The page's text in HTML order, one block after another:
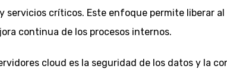
críticos. Este enfoque permite liberar
continua de los procesos internos.
cloud es la seguridad de los datos y la